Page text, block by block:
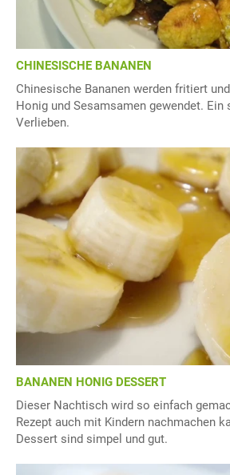
CHINESISCHE BANANEN
Chinesische Bananen werden fritiert
Honig und Sesamsamen gewendet. Ein
Verlieben.
BANANEN HONIG DESSERT
Dieser Nachtisch wird so einfach
Rezept auch mit Kindern nachmachen
Dessert sind simpel und gut.